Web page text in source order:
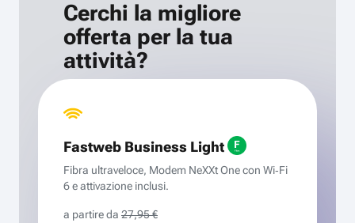
Cerchi la migliore
offerta per la tua
attività?
Fastweb Business Light
Fibra ultraveloce, Modem NeXXt One con Wi‑Fi
6 e attivazione inclusi.
a partire da 27,95 €